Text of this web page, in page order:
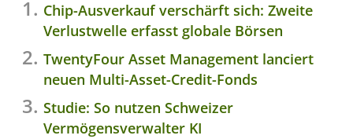
Chip-Ausverkauf verschärft sich: Zweite
Verlustwelle erfasst globale Börsen
TwentyFour Asset Management lanciert
neuen Multi-Asset-Credit-Fonds
Studie: So nutzen Schweizer
Vermögensverwalter KI